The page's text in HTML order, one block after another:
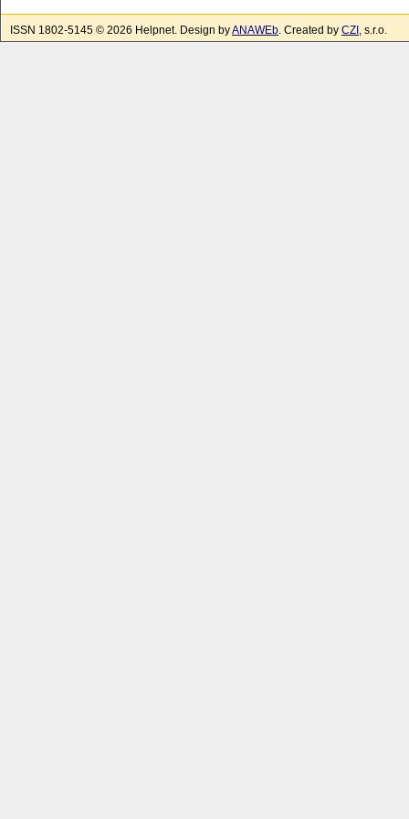
ISSN 1802-5145 © 2026 Helpnet. Design byANAWEb. Created by CZI , s.r.o.